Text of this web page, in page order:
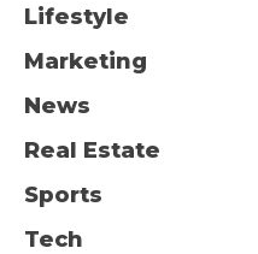
Lifestyle
Marketing
News
Real Estate
Sports
Tech